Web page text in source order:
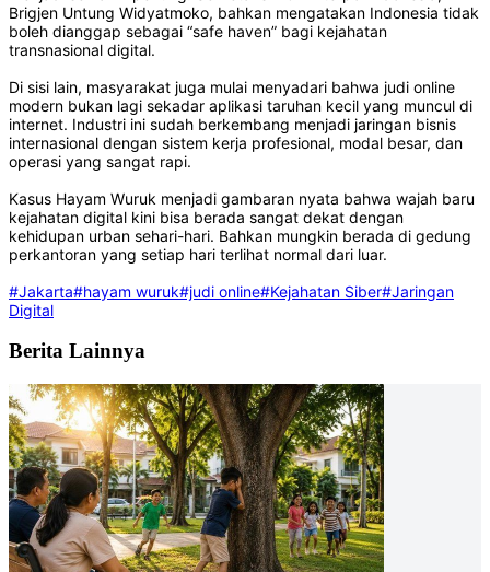
Brigjen Untung Widyatmoko, bahkan mengatakan Indonesia tidak
boleh dianggap sebagai “safe haven” bagi kejahatan
transnasional digital.
Di sisi lain, masyarakat juga mulai menyadari bahwa judi online
modern bukan lagi sekadar aplikasi taruhan kecil yang muncul di
internet. Industri ini sudah berkembang menjadi jaringan bisnis
internasional dengan sistem kerja profesional, modal besar, dan
operasi yang sangat rapi.
Kasus Hayam Wuruk menjadi gambaran nyata bahwa wajah baru
kejahatan digital kini bisa berada sangat dekat dengan
kehidupan urban sehari-hari. Bahkan mungkin berada di gedung
perkantoran yang setiap hari terlihat normal dari luar.
#Jakarta#hayam wuruk#judi online#Kejahatan Siber#Jaringan
Digital
Berita Lainnya